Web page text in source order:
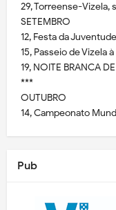
29, Torreense-Vizela,
SETEMBRO
12, Festa da
15, Passeio de Vizela
19, NOITE BRANCA
***
OUTUBRO
14, Campeonato
Pub